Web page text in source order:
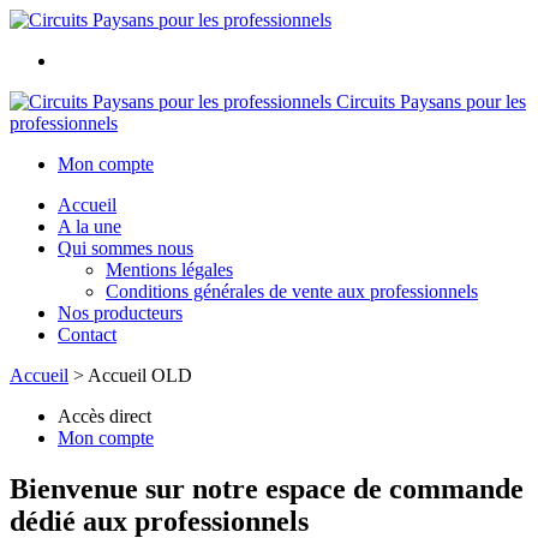
Circuits Paysans pour les
professionnels
Mon compte
Accueil
A la une
Qui sommes nous
Mentions légales
Conditions générales de vente aux professionnels
Nos producteurs
Contact
Accueil > Accueil OLD
Accès direct
Mon compte
Bienvenue sur notre espace de commande
dédié aux professionnels